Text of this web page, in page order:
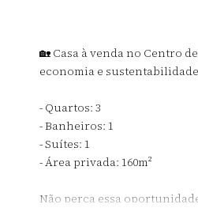
🏡 Casa à venda no Centro
economia e
- Quartos: 3
- Banheiros: 1
- Suítes: 1
- Área privada: 160m²
Não perca essa